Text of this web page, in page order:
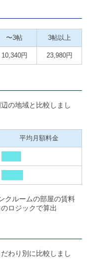
〜3帖 3帖以上
10,340円 23,980円
の地域と比較しまし
平均月額料金
クルームの部屋の賃料
ロジックで算出
わり別に比較しまし